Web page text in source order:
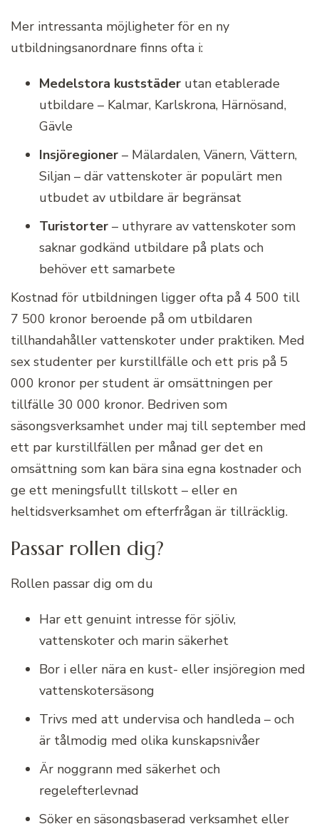
Mer intressanta möjligheter för en ny
utbildningsanordnare finns ofta i:
Medelstora kuststäder utan etablerade
utbildare – Kalmar, Karlskrona, Härnösand,
Gävle
Insjöregioner – Mälardalen, Vänern, Vättern,
Siljan – där vattenskoter är populärt men
utbudet av utbildare är begränsat
Turistorter – uthyrare av vattenskoter som
saknar godkänd utbildare på plats och
behöver ett samarbete
Kostnad för utbildningen ligger ofta på 4 500 till
7 500 kronor beroende på om utbildaren
tillhandahåller vattenskoter under praktiken. Med
sex studenter per kurstillfälle och ett pris på 5
000 kronor per student är omsättningen per
tillfälle 30 000 kronor. Bedriven som
säsongsverksamhet under maj till september med
ett par kurstillfällen per månad ger det en
omsättning som kan bära sina egna kostnader och
ge ett meningsfullt tillskott – eller en
heltidsverksamhet om efterfrågan är tillräcklig.
Passar rollen dig?
Rollen passar dig om du
Har ett genuint intresse för sjöliv,
vattenskoter och marin säkerhet
Bor i eller nära en kust- eller insjöregion med
vattenskotersäsong
Trivs med att undervisa och handleda – och
är tålmodig med olika kunskapsnivåer
Är noggrann med säkerhet och
regelefterlevnad
Söker en säsongsbaserad verksamhet eller